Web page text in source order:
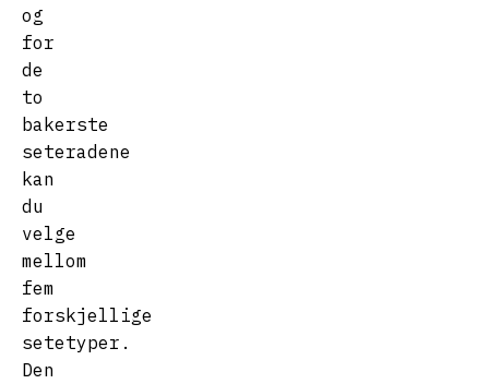
og
for
de
to
bakerste
seteradene
kan
du
velge
mellom
fem
forskjellige
setetyper.
Den